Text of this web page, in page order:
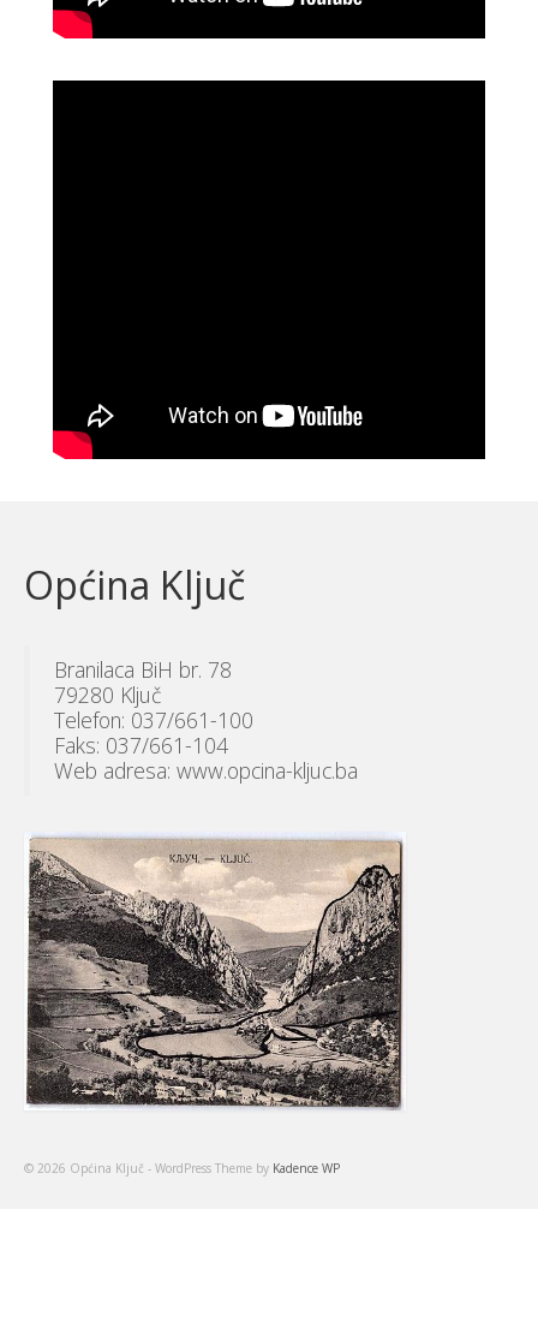
Općina Ključ
Branilaca BiH br. 78
79280 Ključ
Telefon: 037/661-100
Faks: 037/661-104
Web adresa: www.opcina-kljuc.ba
© 2026 Općina Ključ - WordPress Theme by Kadence WP